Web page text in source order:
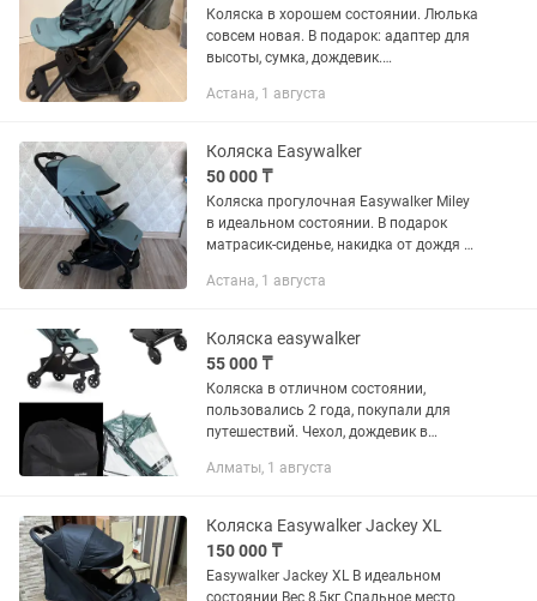
Коляска в хорошем состоянии. Люлька
совсем новая. В подарок: адаптер для
высоты, сумка, дождевик.
Bebe Stars, предназначенный для
Астана, 1 августа
Коляска Easywalker
50 000 ₸
Коляска прогулочная Easywalker Miley
в идеальном состоянии. В подарок
матрасик-сиденье, накидка от дождя и
Нидерланды Характеристики: • Для
Астана, 1 августа
Коляска easywalker
55 000 ₸
Коляска в отличном состоянии,
пользовались 2 года, покупали для
путешествий. Чехол, дождевик в
магазине. Также подножку дарю в
Алматы, 1 августа
Коляска Easywalker Jackey XL
150 000 ₸
Easywalker Jackey XL В идеальном
состоянии Вес 8,5кг Спальное место